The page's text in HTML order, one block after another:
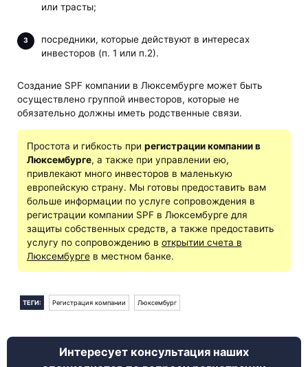
или трасты;
посредники, которые действуют в интересах
инвесторов (п. 1 или п.2).
Создание SPF компании в Люксембурге может быть
осуществлено группой инвесторов, которые не
обязательно должны иметь родственные связи.
Простота и гибкость при регистрации компании в
Люксембурге, а также при управлении ею,
привлекают много инвесторов в маленькую
европейскую страну. Мы готовы предоставить вам
больше информации по услуге сопровождения в
регистрации компании SPF в Люксембурге для
защиты собственных средств, а также предоставить
услугу по сопровождению в открытии счета в
Люксембургев местном банке.
ТЕГИ: Регистрация компании Люксембург
Интересует консультация наших